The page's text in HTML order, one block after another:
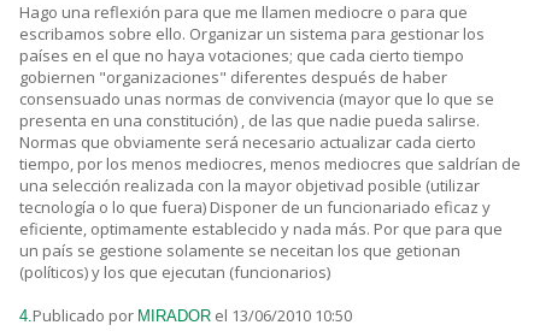
Hago una reflexión para que me llamen mediocre o para que
escribamos sobre ello. Organizar un sistema para gestionar los
países en el que no haya votaciones; que cada cierto tiempo
gobiernen "organizaciones" diferentes después de haber
consensuado unas normas de convivencia (mayor que lo que se
presenta en una constitución) , de las que nadie pueda salirse.
Normas que obviamente será necesario actualizar cada cierto
tiempo, por los menos mediocres, menos mediocres que saldrían de
una selección realizada con la mayor objetivad posible (utilizar
tecnología o lo que fuera) Disponer de un funcionariado eficaz y
eficiente, optimamente establecido y nada más. Por que para que
un país se gestione solamente se neceitan los que getionan
(políticos) y los que ejecutan (funcionarios)
4.Publicado por MIRADOR el 13/06/2010 10:50